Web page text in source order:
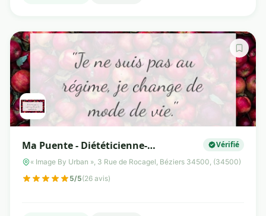
Ma Puente - Diététicienne-
Nutritionniste Béziers
Vérifié
« Image By Urban », 3 Rue de Rocagel, Béziers 34500, (34500)
5/5(26 avis)